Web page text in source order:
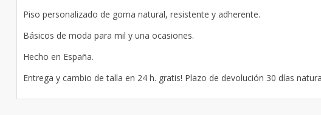
Piso personalizado de goma natural, resistente y adherente.
Básicos de moda para mil y una ocasiones.
Hecho en España.
Entrega y cambio de talla en 24 h. gratis! Plazo de devolución 30 días